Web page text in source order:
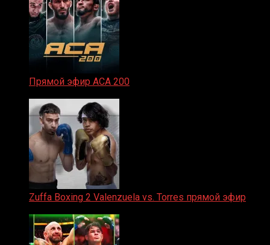
Прямой эфир ACA 200
Zuffa Boxing 2 Valenzuela vs. Torres прямой эфир